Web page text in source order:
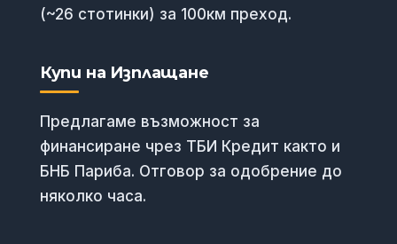
(~26 стотинки) за 100км преход.
Купи на Изплащане
Предлагаме възможност за
финансиране чрез ТБИ Кредит както и
БНБ Париба. Отговор за одобрение до
няколко часа.